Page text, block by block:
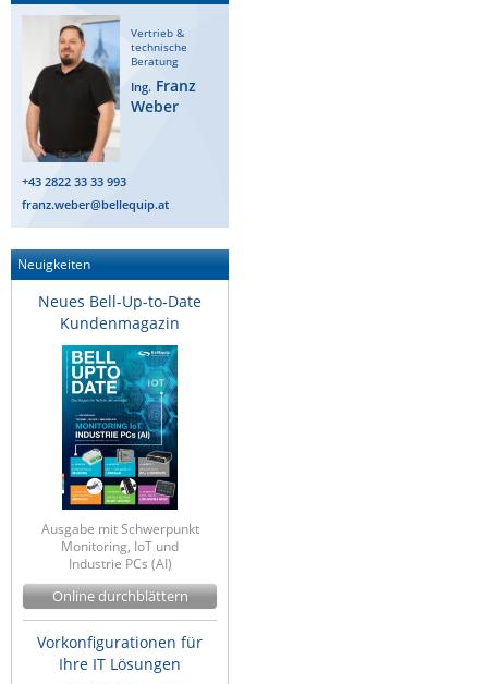
Vertrieb &
technische
Beratung
Ing. Franz
Weber
+43 2822 33 33 993
franz.weber@bellequip.at
Neuigkeiten
Neues Bell-Up-to-Date
Kundenmagazin
Ausgabe mit Schwerpunkt
Monitoring, IoT und
Industrie PCs (AI)
Online durchblättern
Vorkonfigurationen für
Ihre IT Lösungen